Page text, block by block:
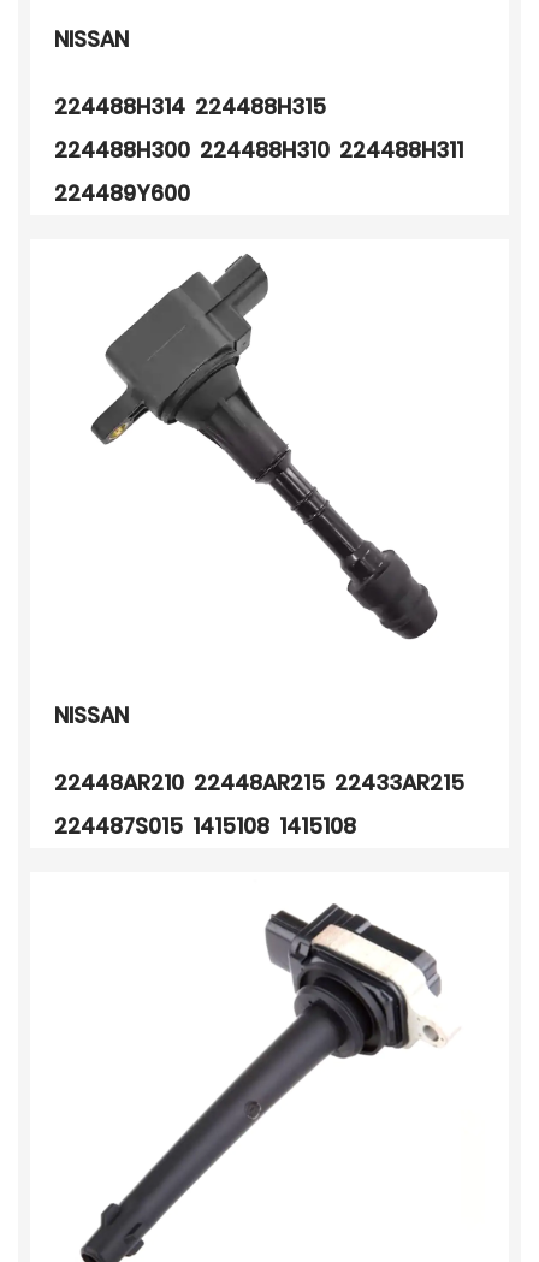
NISSAN
224488H314 224488H315
224488H300 224488H310 224488H311
224489Y600
NISSAN
22448AR210 22448AR215 22433AR215
224487S015 1415108 1415108